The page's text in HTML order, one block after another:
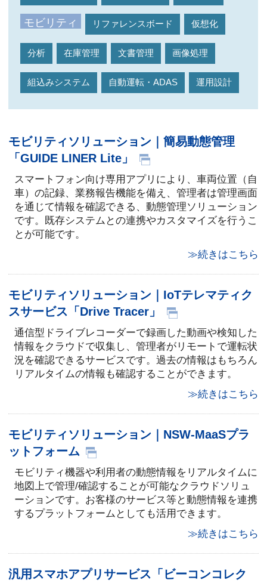
モビリティ リファレンスボード 仮想化
分析 在庫管理 文書管理 画像処理
組込みシステム 自動運転・ADAS 運用設計
モビリティソリューション｜簡易動態管理
「GUIDE LINER Lite」
スマートフォン向け専用アプリにより、車両位置（自
車）の記録、業務報告機能を備え、管理者は管理画面
を通じて情報を確認できる、動態管理ソリューション
です。既存システムとの連携やカスタマイズを行うこ
とが可能です。
≫続きはこちら
モビリティソリューション｜IoTテレマティク
スサービス「Drive Tracer」
通信型ドライブレコーダーで録画した動画や検知した
情報をクラウドで収集し、管理者がリモートで運転状
況を確認できるサービスです。過去の情報はもちろん
リアルタイムの情報も確認することができます。
≫続きはこちら
モビリティソリューション｜NSW-MaaSプラ
ットフォーム
モビリティ機器や利用者の動態情報をリアルタイムに
地図上で管理/確認することが可能なクラウドソリュ
ーションです。お客様のサービス等と動態情報を連携
するプラットフォームとしても活用できます。
≫続きはこちら
汎用スマホアプリサービス「ビーコンコレク